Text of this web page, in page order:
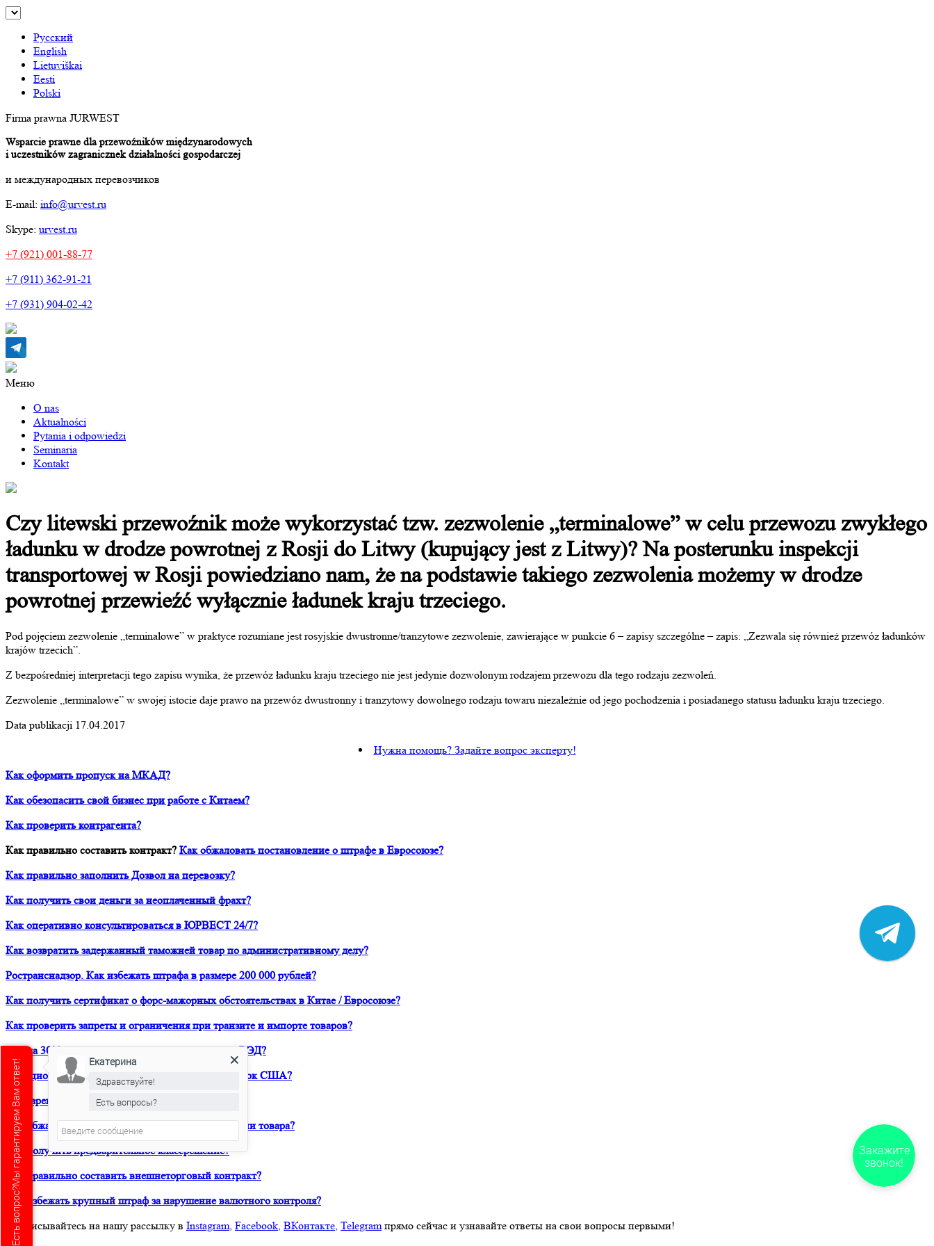
Русский
English
Lietuviškai
Eesti
Polski
Firma prawna JURWEST
Wsparcie prawne dla przewoźników międzynarodowych
i uczestników zagranicznek działalności gospodarczej
и международных перевозчиков
E-mail: info@urvest.ru
Skype: urvest.ru
+7 (921) 001-88-77
+7 (911) 362-91-21
+7 (931) 904-02-42
Меню
O nas
Aktualności
Pytania i odpowiedzi
Seminaria
Kontakt
Czy litewski przewoźnik może wykorzystać tzw. zezwolenie „terminalowe” w celu przewozu zwykłego
ładunku w drodze powrotnej z Rosji do Litwy (kupujący jest z Litwy)? Na posterunku inspekcji
transportowej w Rosji powiedziano nam, że na podstawie takiego zezwolenia możemy w drodze
powrotnej przewieźć wyłącznie ładunek kraju trzeciego.
Pod pojęciem zezwolenie „terminalowe” w praktyce rozumiane jest rosyjskie dwustronne/tranzytowe zezwolenie, zawierające w punkcie 6 – zapisy szczególne – zapis: „Zezwala się również przewóz ładunków
krajów trzecich”.
Z bezpośredniej interpretacji tego zapisu wynika, że przewóz ładunku kraju trzeciego nie jest jedynie dozwolonym rodzajem przewozu dla tego rodzaju zezwoleń.
Zezwolenie „terminalowe” w swojej istocie daje prawo na przewóz dwustronny i tranzytowy dowolnego rodzaju towaru niezależnie od jego pochodzenia i posiadanego statusu ładunku kraju trzeciego.
Data publikacji 17.04.2017
Нужна помощь? Задайте вопрос эксперту!
Как оформить пропуск на МКАД?
Как обезопасить свой бизнес при работе с Китаем?
Как проверить контрагента?
Как правильно составить контракт? Как обжаловать постановление о штрафе в Евросоюзе?
Как правильно заполнить Дозвол на перевозку?
Как получить свои деньги за неоплаченный фрахт?
Как оперативно консультироваться в ЮРВЕСТ 24/7?
Как возвратить задержанный таможней товар по административному делу?
Ространснадзор. Как избежать штрафа в размере 200 000 рублей?
Как получить сертификат о форс-мажорных обстоятельствах в Китае / Евросоюзе?
Как проверить запреты и ограничения при транзите и импорте товаров?
Как на 30% снизить расходы своей компании на ВЭД?
Санкционный аудит. Как вывести продукт на рынок США?
Как зарегистрировать товарный знак в ТРОИС?
Как обжаловать решение таможни о классификации товара?
Как получить предварительное классрешение?
Как правильно составить внешнеторговый контракт?
Как избежать крупный штраф за нарушение валютного контроля?
Подписывайтесь на нашу рассылку в Instagram, Facebook, ВКонтакте, Telegramпрямо сейчас и узнавайте ответы на свои вопросы первыми!
Закажите
звонок!
Есть вопрос?Мы гарантируем Вам ответ! Екатерина
Здравствуйте!
Есть вопросы?